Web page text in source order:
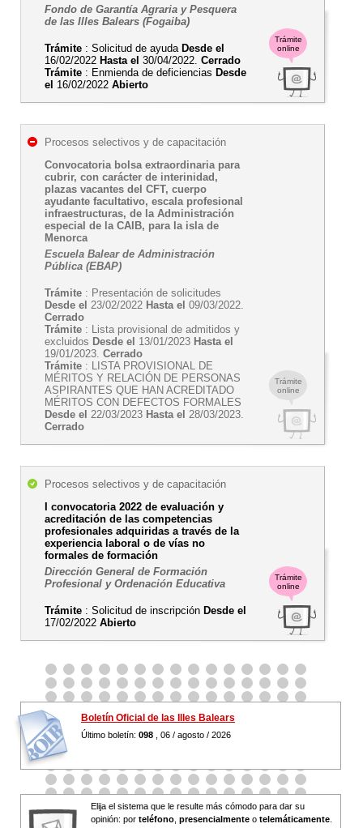
Trámite
online
Fondo de Garantía Agraria y Pesquera
de las Illes Balears (Fogaiba)
Trámite : Solicitud de ayuda Desde el
16/02/2022 Hasta el 30/04/2022. Cerrado
Trámite : Enmienda de deficiencias Desde
el 16/02/2022 Abierto
Trámite
online
Procesos selectivos y de capacitación
Convocatoria bolsa extraordinaria para
cubrir, con carácter de interinidad,
plazas vacantes del CFT, cuerpo
ayudante facultativo, escala profesional
infraestructuras, de la Administración
especial de la CAIB, para la isla de
Menorca
Escuela Balear de Administración
Pública (EBAP)
Trámite : Presentación de solicitudes
Desde el 23/02/2022 Hasta el 09/03/2022.
Cerrado
Trámite : Lista provisional de admitidos y
excluidos Desde el 13/01/2023 Hasta el
19/01/2023. Cerrado
Trámite : LISTA PROVISIONAL DE
MÉRITOS Y RELACIÓN DE PERSONAS
ASPIRANTES QUE HAN ACREDITADO
MÉRITOS CON DEFECTOS FORMALES
Desde el 22/03/2023 Hasta el 28/03/2023.
Cerrado
Trámite
online
Procesos selectivos y de capacitación
I convocatoria 2022 de evaluación y
acreditación de las competencias
profesionales adquiridas a través de la
experiencia laboral o de vías no
formales de formación
Dirección General de Formación
Profesional y Ordenación Educativa
Trámite : Solicitud de inscripción Desde el
17/02/2022 Abierto
Boletín Oficial de las Illes Balears
Último boletín: 098 , 06 / agosto / 2026
Elija el sistema que le resulte más cómodo para dar su
opinión: por teléfono presencialmente o telemáticamente